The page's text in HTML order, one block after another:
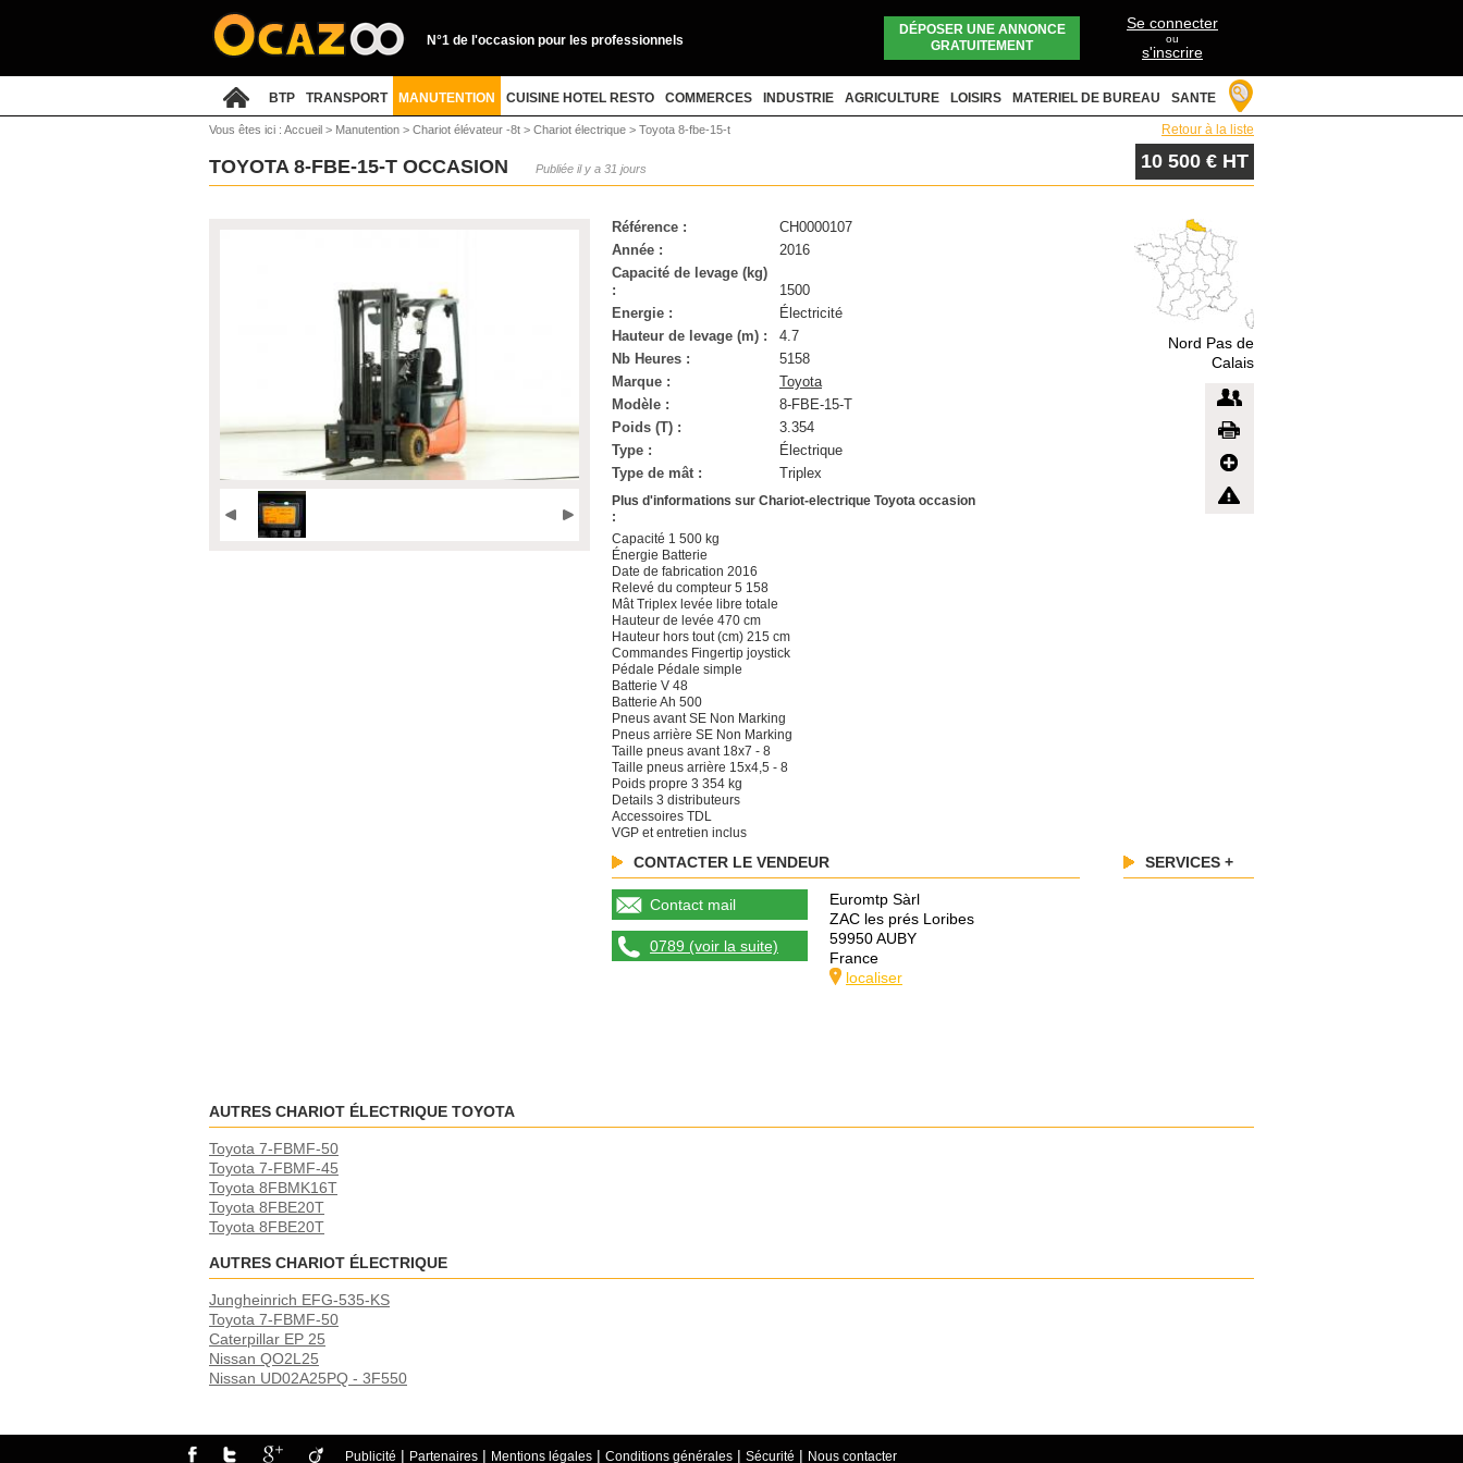
N°1 de l'occasion pour les professionnels
DÉPOSER UNE ANNONCE
GRATUITEMENT
Se connecter
ou
s'inscrire
BTP TRANSPORT MANUTENTION CUISINE HOTEL RESTO COMMERCES INDUSTRIE AGRICULTURE LOISIRS MATERIEL DE BUREAU SANTE
Vous êtes ici : Accueil > Manutention > Chariot élévateur -8t > Chariot électrique > Toyota 8-fbe-15-t Retour à la liste
TOYOTA 8-FBE-15-T OCCASION Publiée il y a 31 jours 10 500 € HT
Référence :
CH0000107
Année :
2016
Capacité de levage (kg)
:
1500
Energie :
Électricité
Hauteur de levage (m) :
4.7
Nb Heures :
5158
Marque :
Toyota
Modèle :
8-FBE-15-T
Poids (T) :
3.354
Type :
Électrique
Type de mât :
Triplex
Plus d'informations sur Chariot-electrique Toyota occasion
:
Capacité 1 500 kg
Énergie Batterie
Date de fabrication 2016
Relevé du compteur 5 158
Mât Triplex levée libre totale
Hauteur de levée 470 cm
Hauteur hors tout (cm) 215 cm
Commandes Fingertip joystick
Pédale Pédale simple
Batterie V 48
Batterie Ah 500
Pneus avant SE Non Marking
Pneus arrière SE Non Marking
Taille pneus avant 18x7 - 8
Taille pneus arrière 15x4,5 - 8
Poids propre 3 354 kg
Details 3 distributeurs
Accessoires TDL
VGP et entretien inclus
Nord Pas de
Calais
CONTACTER LE VENDEUR
Contact mail
0789 (voir la suite)
Euromtp Sàrl
ZAC les prés Loribes
59950 AUBY
France
localiser
SERVICES +
AUTRES CHARIOT ÉLECTRIQUE TOYOTA
Toyota 7-FBMF-50
Toyota 7-FBMF-45
Toyota 8FBMK16T
Toyota 8FBE20T
Toyota 8FBE20T
AUTRES CHARIOT ÉLECTRIQUE
Jungheinrich EFG-535-KS
Toyota 7-FBMF-50
Caterpillar EP 25
Nissan QO2L25
Nissan UD02A25PQ - 3F550
Publicité | Partenaires | Mentions légales | Conditions générales | Sécurité | Nous contacter